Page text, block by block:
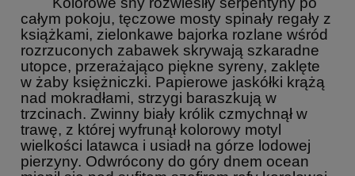
całym pokoju, tęczowe mosty spinały regały z
książkami, zielonkawe bajorka rozlane wśród
rozrzuconych zabawek skrywają szkaradne
utopce, przerażająco piękne syreny, zaklęte
w żaby księżniczki. Papierowe jaskółki krążą
nad mokradłami, strzygi baraszkują w
trzcinach. Zwinny biały królik czmychnął w
trawę, z której wyfrunął kolorowy motyl
wielkości latawca i usiadł na górze lodowej
pierzyny. Odwrócony do góry dnem ocean